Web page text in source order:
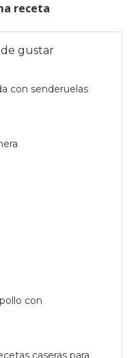
receta
gustar
con senderuelas
con
caseras para